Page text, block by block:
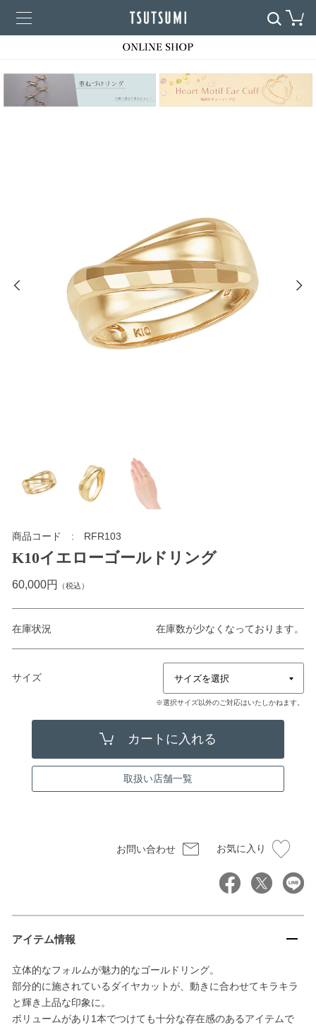
商品コード RFR103
K10イエローゴールドリング
60,000円 （税込）
在庫状況 在庫数が少なくなっております。
サイズ
※選択サイズ以外のご対応はいたしかねます。
取扱い店舗一覧
お問い合わせ お気に入り
アイテム情報
立体的なフォルムが魅力的なゴールドリング。
部分的に施されているダイヤカットが、動きに合わせてキラキラ
と輝き上品な印象に。
ボリュームがあり1本でつけても十分な存在感のあるアイテムで